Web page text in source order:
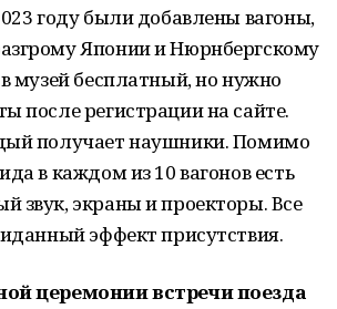
году были добавлены вагоны,
Японии и Нюрнбергскому
музей бесплатный, но нужно
после регистрации на сайте.
получает наушники. Помимо
в каждом из 10 вагонов есть
звук, экраны и проекторы. Все
эффект присутствия.
церемонии встречи поезда